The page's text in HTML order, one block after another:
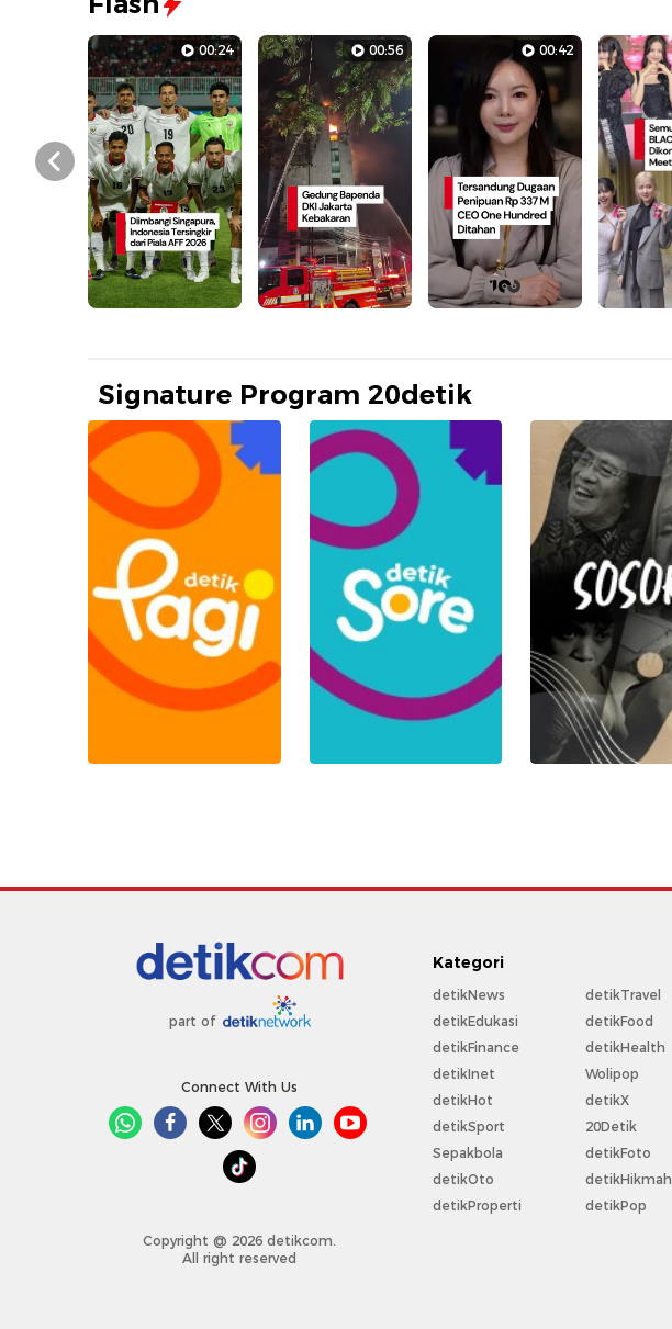
00:24 00:56 00:42
Prev
Signature Program 20detik
part of
Connect With Us
Copyright @ 2026 detikcom.
All right reserved
Kategori
detikNews
detikEdukasi
detikFinance
detikInet
detikHot
detikSport
Sepakbola
detikOto
detikProperti
detikTravel
detikFood
detikHealth
Wolipop
detikX
20Detik
detikFoto
detikHikmah
detikPop